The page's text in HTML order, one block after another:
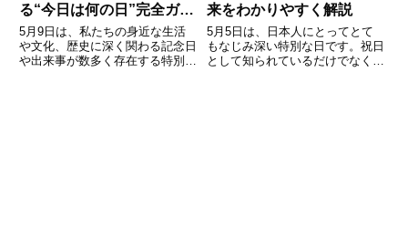
る“今日は何の日”完全ガイ
ド
5月9日は、私たちの身近な生活
や文化、歴史に深く関わる記念日
や出来事が数多く存在する特別な
来をわかりやすく解説
5月5日は、日本人にとってとて
もなじみ深い特別な日です。祝日
として知られているだけでなく、